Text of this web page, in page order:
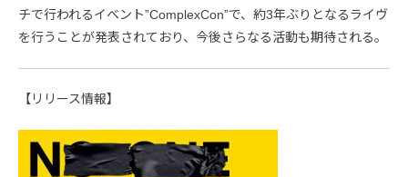
チで行われるイベント”ComplexCon”で、約3年ぶりとなるライヴ
を行うことが発表されており、今後さらなる活動も期待される。
【リリース情報】